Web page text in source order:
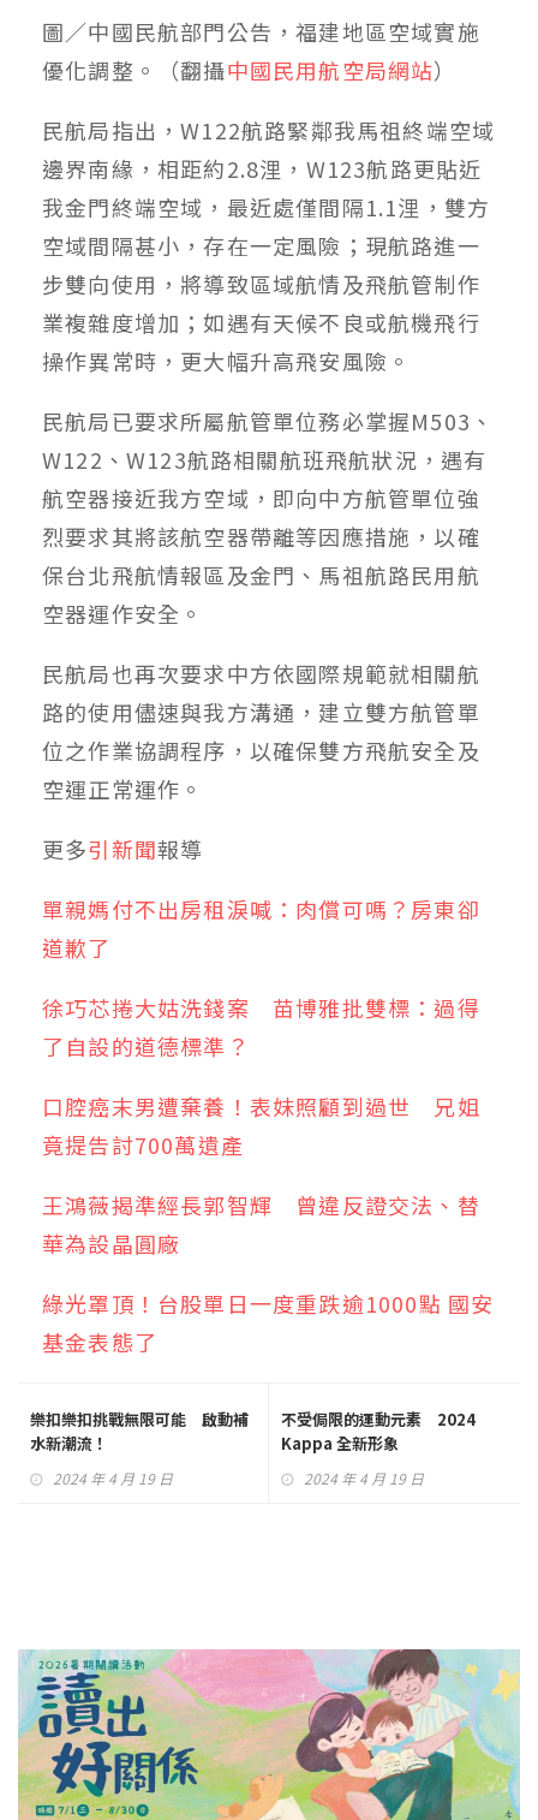
圖／中國民航部門公告，福建地區空域實施
優化調整。（翻攝中國民用航空局網站）
民航局指出，W122航路緊鄰我馬祖終端空域
邊界南緣，相距約2.8浬，W123航路更貼近
我金門終端空域，最近處僅間隔1.1浬，雙方
空域間隔甚小，存在一定風險；現航路進一
步雙向使用，將導致區域航情及飛航管制作
業複雜度增加；如遇有天候不良或航機飛行
操作異常時，更大幅升高飛安風險。
民航局已要求所屬航管單位務必掌握M503、
W122、W123航路相關航班飛航狀況，遇有
航空器接近我方空域，即向中方航管單位強
烈要求其將該航空器帶離等因應措施，以確
保台北飛航情報區及金門、馬祖航路民用航
空器運作安全。
民航局也再次要求中方依國際規範就相關航
路的使用儘速與我方溝通，建立雙方航管單
位之作業協調程序，以確保雙方飛航安全及
空運正常運作。
更多引新聞報導
單親媽付不出房租淚喊：肉償可嗎？房東卻
道歉了
徐巧芯捲大姑洗錢案 苗博雅批雙標：過得
了自設的道德標準？
口腔癌末男遭棄養！表妹照顧到過世 兄姐
竟提告討700萬遺產
王鴻薇揭準經長郭智輝 曾違反證交法、替
華為設晶圓廠
綠光罩頂！台股單日一度重跌逾1000點 國安
基金表態了
樂扣樂扣挑戰無限可能 啟動補
水新潮流！
2024 年 4 月 19 日
不受侷限的運動元素 2024
Kappa 全新形象
2024 年 4 月 19 日